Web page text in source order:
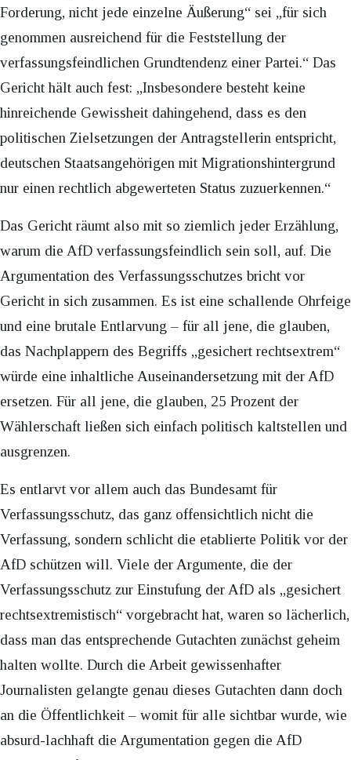
Forderung, nicht jede einzelne Äußerung“ sei „für sich
genommen ausreichend für die Feststellung der
verfassungsfeindlichen Grundtendenz einer Partei.“ Das
Gericht hält auch fest: „Insbesondere besteht keine
hinreichende Gewissheit dahingehend, dass es den
politischen Zielsetzungen der Antragstellerin entspricht,
deutschen Staatsangehörigen mit Migrationshintergrund
nur einen rechtlich abgewerteten Status zuzuerkennen.“
Das Gericht räumt also mit so ziemlich jeder Erzählung,
warum die AfD verfassungsfeindlich sein soll, auf. Die
Argumentation des Verfassungsschutzes bricht vor
Gericht in sich zusammen. Es ist eine schallende Ohrfeige
und eine brutale Entlarvung – für all jene, die glauben,
das Nachplappern des Begriffs „gesichert rechtsextrem“
würde eine inhaltliche Auseinandersetzung mit der AfD
ersetzen. Für all jene, die glauben, 25 Prozent der
Wählerschaft ließen sich einfach politisch kaltstellen und
ausgrenzen.
Es entlarvt vor allem auch das Bundesamt für
Verfassungsschutz, das ganz offensichtlich nicht die
Verfassung, sondern schlicht die etablierte Politik vor der
AfD schützen will. Viele der Argumente, die der
Verfassungsschutz zur Einstufung der AfD als „gesichert
rechtsextremistisch“ vorgebracht hat, waren so lächerlich,
dass man das entsprechende Gutachten zunächst geheim
halten wollte. Durch die Arbeit gewissenhafter
Journalisten gelangte genau dieses Gutachten dann doch
an die Öffentlichkeit – womit für alle sichtbar wurde, wie
absurd-lachhaft die Argumentation gegen die AfD